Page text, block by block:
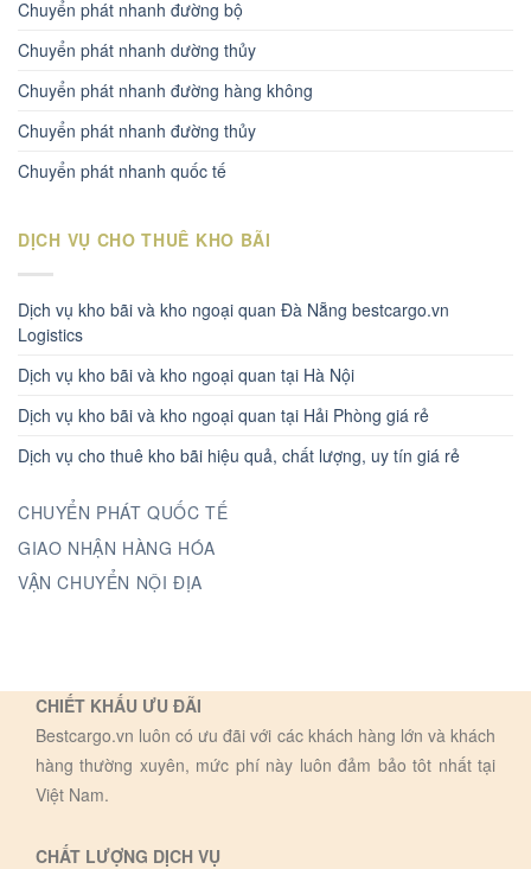
Chuyển phát nhanh đường bộ
Chuyển phát nhanh dường thủy
Chuyển phát nhanh đường hàng không
Chuyển phát nhanh đường thủy
Chuyển phát nhanh quốc tế
DỊCH VỤ CHO THUÊ KHO BÃI
Dịch vụ kho bãi và kho ngoại quan Đà Nẵng bestcargo.vn
Logistics
Dịch vụ kho bãi và kho ngoại quan tại Hà Nội
Dịch vụ kho bãi và kho ngoại quan tại Hải Phòng giá rẻ
Dịch vụ cho thuê kho bãi hiệu quả, chất lượng, uy tín giá rẻ
CHUYỂN PHÁT QUỐC TẾ
GIAO NHẬN HÀNG HÓA
VẬN CHUYỂN NỘI ĐỊA
CHIẾT KHẤU ƯU ĐÃI
Bestcargo.vn luôn có ưu đãi với các khách hàng lớn và khách
hàng thường xuyên, mức phí này luôn đảm bảo tôt nhất tại
Việt Nam.
CHẤT LƯỢNG DỊCH VỤ